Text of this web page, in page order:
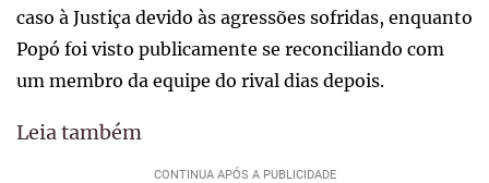
caso à Justiça devido às agressões sofridas, enquanto
Popó foi visto publicamente se reconciliando com
um membro da equipe do rival dias depois.
Leia também